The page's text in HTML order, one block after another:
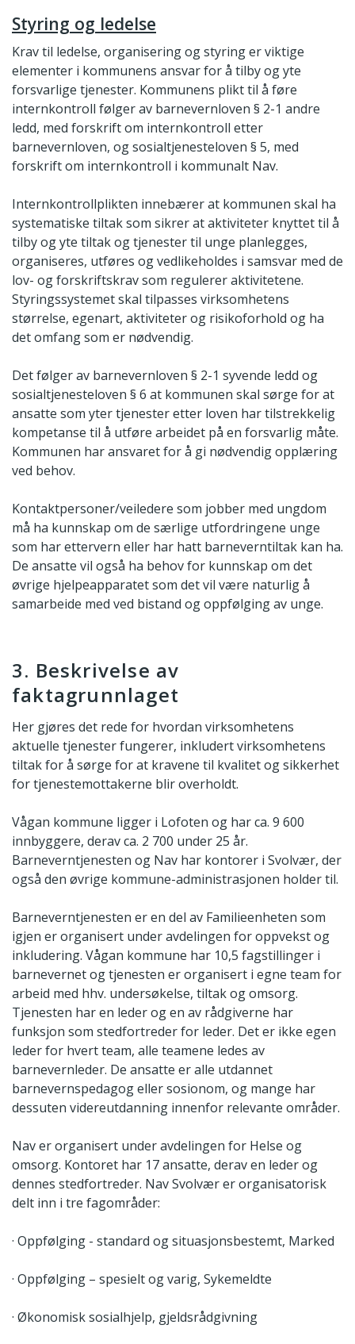
Styring og ledelse
Krav til ledelse, organisering og styring er viktige
elementer i kommunens ansvar for å tilby og yte
forsvarlige tjenester. Kommunens plikt til å føre
internkontroll følger av barnevernloven § 2-1 andre
ledd, med forskrift om internkontroll etter
barnevernloven, og sosialtjenesteloven § 5, med
forskrift om internkontroll i kommunalt Nav.
Internkontrollplikten innebærer at kommunen skal ha
systematiske tiltak som sikrer at aktiviteter knyttet til å
tilby og yte tiltak og tjenester til unge planlegges,
organiseres, utføres og vedlikeholdes i samsvar med de
lov- og forskriftskrav som regulerer aktivitetene.
Styringssystemet skal tilpasses virksomhetens
størrelse, egenart, aktiviteter og risikoforhold og ha
det omfang som er nødvendig.
Det følger av barnevernloven § 2-1 syvende ledd og
sosialtjenesteloven § 6 at kommunen skal sørge for at
ansatte som yter tjenester etter loven har tilstrekkelig
kompetanse til å utføre arbeidet på en forsvarlig måte.
Kommunen har ansvaret for å gi nødvendig opplæring
ved behov.
Kontaktpersoner/veiledere som jobber med ungdom
må ha kunnskap om de særlige utfordringene unge
som har ettervern eller har hatt barneverntiltak kan ha.
De ansatte vil også ha behov for kunnskap om det
øvrige hjelpeapparatet som det vil være naturlig å
samarbeide med ved bistand og oppfølging av unge.
3. Beskrivelse av
faktagrunnlaget
Her gjøres det rede for hvordan virksomhetens
aktuelle tjenester fungerer, inkludert virksomhetens
tiltak for å sørge for at kravene til kvalitet og sikkerhet
for tjenestemottakerne blir overholdt.
Vågan kommune ligger i Lofoten og har ca. 9 600
innbyggere, derav ca. 2 700 under 25 år.
Barneverntjenesten og Nav har kontorer i Svolvær, der
også den øvrige kommune-administrasjonen holder til.
Barneverntjenesten er en del av Familieenheten som
igjen er organisert under avdelingen for oppvekst og
inkludering. Vågan kommune har 10,5 fagstillinger i
barnevernet og tjenesten er organisert i egne team for
arbeid med hhv. undersøkelse, tiltak og omsorg.
Tjenesten har en leder og en av rådgiverne har
funksjon som stedfortreder for leder. Det er ikke egen
leder for hvert team, alle teamene ledes av
barnevernleder. De ansatte er alle utdannet
barnevernspedagog eller sosionom, og mange har
dessuten videreutdanning innenfor relevante områder.
Nav er organisert under avdelingen for Helse og
omsorg. Kontoret har 17 ansatte, derav en leder og
dennes stedfortreder. Nav Svolvær er organisatorisk
delt inn i tre fagområder:
· Oppfølging - standard og situasjonsbestemt, Marked
· Oppfølging – spesielt og varig, Sykemeldte
· Økonomisk sosialhjelp, gjeldsrådgivning